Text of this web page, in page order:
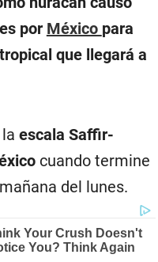
por México para
que llegará a
escala Saffir-
cuando termine
del lunes.